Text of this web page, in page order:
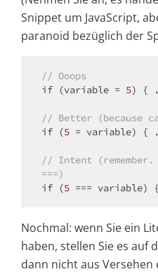
Snippet um JavaScript,
paranoid bezüglich der
// Ooops
if (variable = 5) {
// Better (because
if (5 = variable) {
// Intent (remember.
===)
if (5
Nochmal: wenn Sie ein
haben, stellen Sie es auf
dann nicht aus